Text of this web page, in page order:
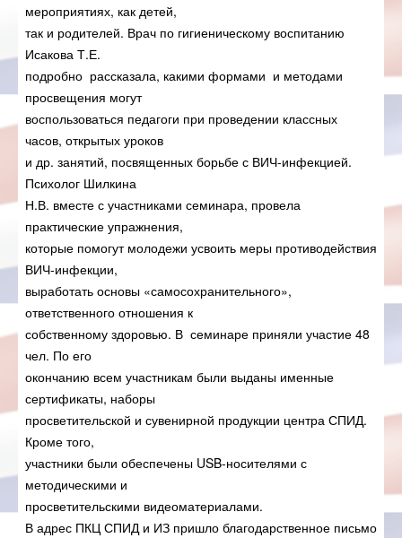
мероприятиях, как детей,
так и родителей. Врач по гигиеническому воспитанию
Исакова Т.Е.
подробно рассказала, какими формами и методами
просвещения могут
воспользоваться педагоги при проведении классных
часов, открытых уроков
и др. занятий, посвященных борьбе с ВИЧ-инфекцией.
Психолог Шилкина
Н.В. вместе с участниками семинара, провела
практические упражнения,
которые помогут молодежи усвоить меры противодействия
ВИЧ-инфекции,
выработать основы «самосохранительного»,
ответственного отношения к
собственному здоровью. В семинаре приняли участие 48
чел. По его
окончанию всем участникам были выданы именные
сертификаты, наборы
просветительской и сувенирной продукции центра СПИД.
Кроме того,
участники были обеспечены USB-носителями с
методическими и
просветительскими видеоматериалами.
В адрес ПКЦ СПИД и ИЗ пришло благодарственное письмо